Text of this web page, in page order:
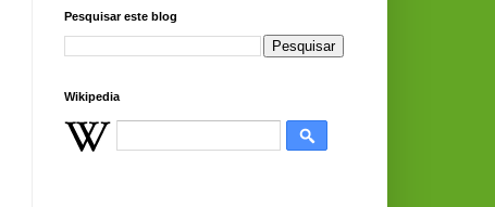
Pesquisar este blog
Wikipedia